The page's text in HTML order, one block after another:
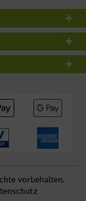
vorbehalten.